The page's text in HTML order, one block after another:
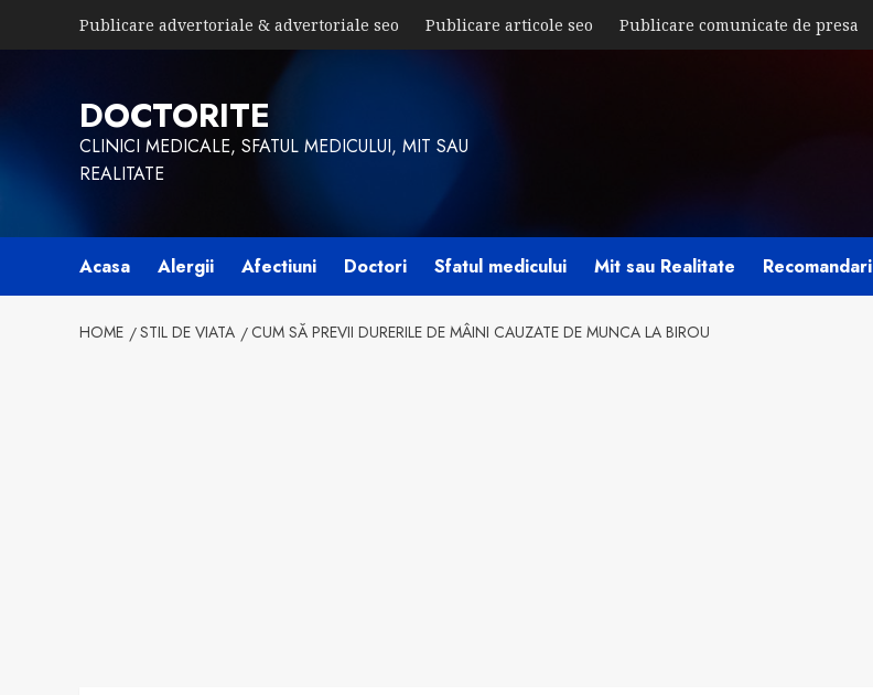
Publicare advertoriale & advertoriale seo Publicare articole seo Publicare comunicate de presa
DOCTORITE
CLINICI MEDICALE, SFATUL MEDICULUI, MIT SAU
REALITATE
Acasa Alergii Afectiuni Doctori Sfatul medicului Mit sau Realitate Recomandari
HOME STIL DE VIATA CUM SĂ PREVII DURERILE DE MÂINI CAUZATE DE MUNCA LA BIROU